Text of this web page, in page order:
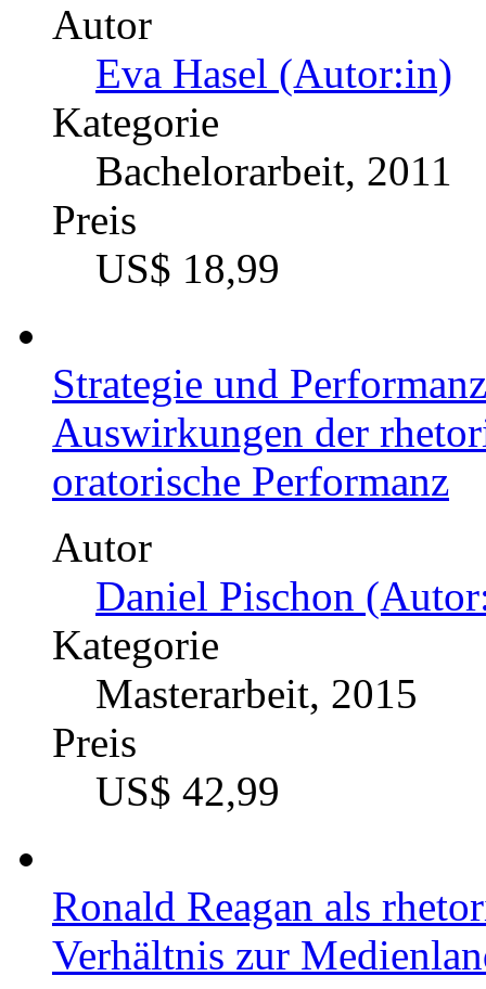
Autor
Eva Hasel (Autor:in)
Kategorie
Bachelorarbeit, 2011
Preis
US$ 18,99
Strategie und
Auswirkungen der
oratorische Performanz
Autor
Daniel Pischon
Kategorie
Masterarbeit, 2015
Preis
US$ 42,99
Ronald Reagan als
Verhältnis zur